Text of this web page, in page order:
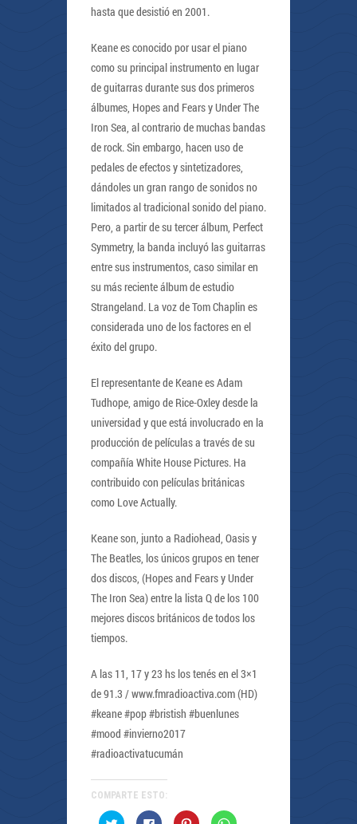
hasta que desistió en 2001.
Keane es conocido por usar el piano
como su principal instrumento en lugar
de guitarras durante sus dos primeros
álbumes, Hopes and Fears y Under The
Iron Sea, al contrario de muchas bandas
de rock. Sin embargo, hacen uso de
pedales de efectos y sintetizadores,
dándoles un gran rango de sonidos no
limitados al tradicional sonido del piano.
Pero, a partir de su tercer álbum, Perfect
Symmetry, la banda incluyó las guitarras
entre sus instrumentos, caso similar en
su más reciente álbum de estudio
Strangeland. La voz de Tom Chaplin es
considerada uno de los factores en el
éxito del grupo.
El representante de Keane es Adam
Tudhope, amigo de Rice-Oxley desde la
universidad y que está involucrado en la
producción de películas a través de su
compañía White House Pictures. Ha
contribuido con películas británicas
como Love Actually.
Keane son, junto a Radiohead, Oasis y
The Beatles, los únicos grupos en tener
dos discos, (Hopes and Fears y Under
The Iron Sea) entre la lista Q de los 100
mejores discos británicos de todos los
tiempos.
A las 11, 17 y 23 hs los tenés en el 3×1
de 91.3 / www.fmradioactiva.com (HD)
#keane #pop #bristish #buenlunes
#mood #invierno2017
#radioactivatucumán
COMPARTE ESTO:
Haz Haz Haz Haz